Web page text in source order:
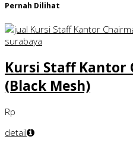
Pernah Dilihat
Kursi Staff Kantor
(Black Mesh)
Rp
detail